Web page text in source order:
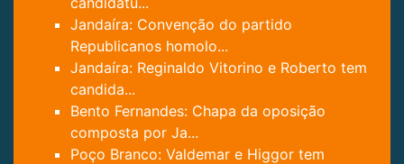
Jandaíra: Convenção do partido
Republicanos homolo...
Jandaíra: Reginaldo Vitorino e Roberto tem
candida...
Bento Fernandes: Chapa da oposição
composta por Ja...
Poço Branco: Valdemar e Higgor tem